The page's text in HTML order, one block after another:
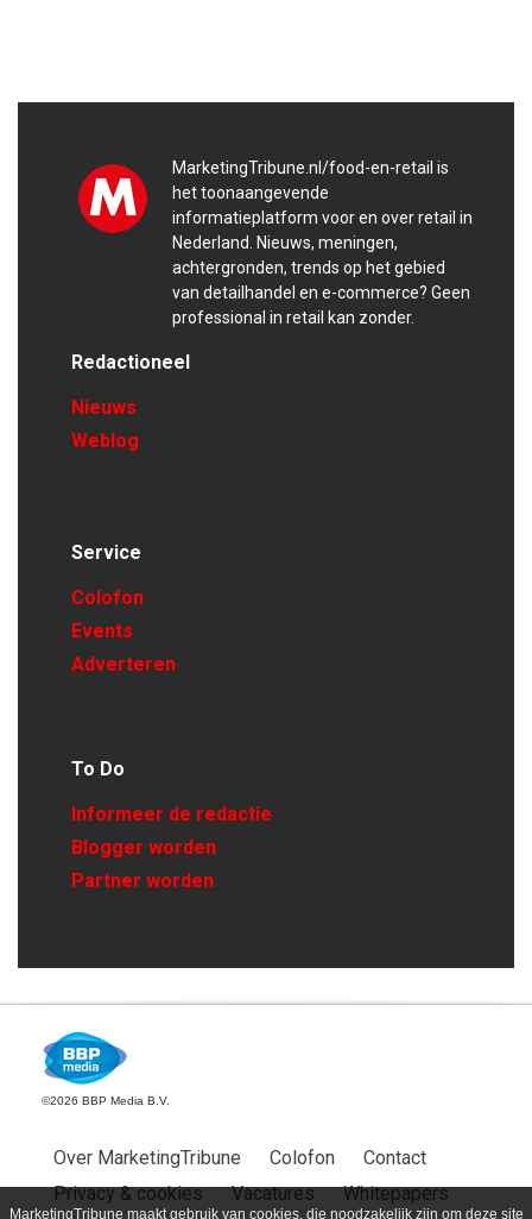
MarketingTribune maakt gebruik van cookies, die noodzakelijk zijn om deze site
MarketingTribune.nl/food-en-retail is
het toonaangevende
informatieplatform voor en over retail in
Nederland. Nieuws, meningen,
achtergronden, trends op het gebied
van detailhandel en e-commerce? Geen
professional in retail kan zonder.
Redactioneel
Nieuws
Weblog
Service
Colofon
Events
Adverteren
To Do
Informeer de redactie
Blogger worden
Partner worden
©2026 BBP Media B.V.
Over MarketingTribune Colofon
Contact
Privacy & cookies
Vacatures
Whitepapers